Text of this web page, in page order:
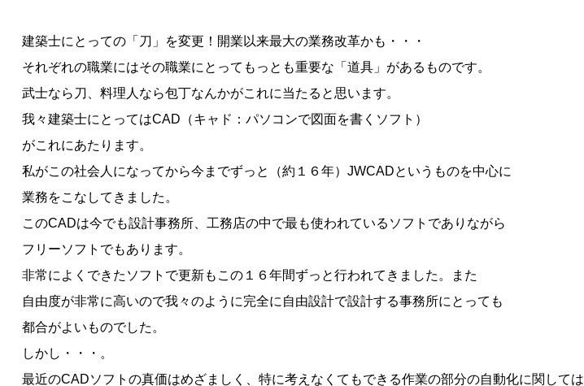
建築士にとっての「刀」を変更！開業以来最大の業務改革かも・・・
それぞれの職業にはその職業にとってもっとも重要な「道具」があるものです。
武士なら刀、料理人なら包丁なんかがこれに当たると思います。
我々建築士にとってはCAD（キャド：パソコンで図面を書くソフト）
がこれにあたります。
私がこの社会人になってから今までずっと（約１６年）JWCADというものを中心に
業務をこなしてきました。
このCADは今でも設計事務所、工務店の中で最も使われているソフトでありながら
フリーソフトでもあります。
非常によくできたソフトで更新もこの１６年間ずっと行われてきました。また
自由度が非常に高いので我々のように完全に自由設計で設計する事務所にとっても
都合がよいものでした。
しかし・・・。
最近のCADソフトの真価はめざましく、特に考えなくてもできる作業の部分の自動化に関しては